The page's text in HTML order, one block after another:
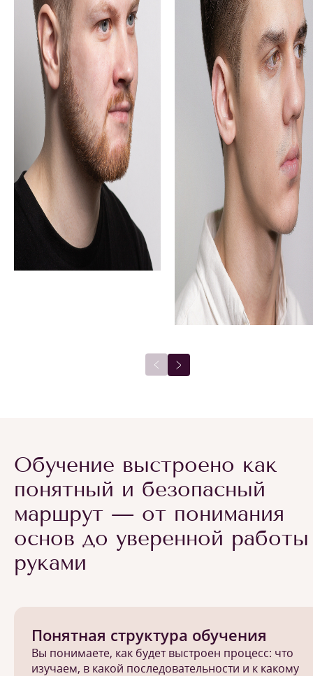
Обучение выстроено как
понятный и безопасный
маршрут — от понимания
основ до уверенной работы
руками
Понятная структура обучения
Вы понимаете, как будет выстроен процесс: что
изучаем, в какой последовательности и к какому